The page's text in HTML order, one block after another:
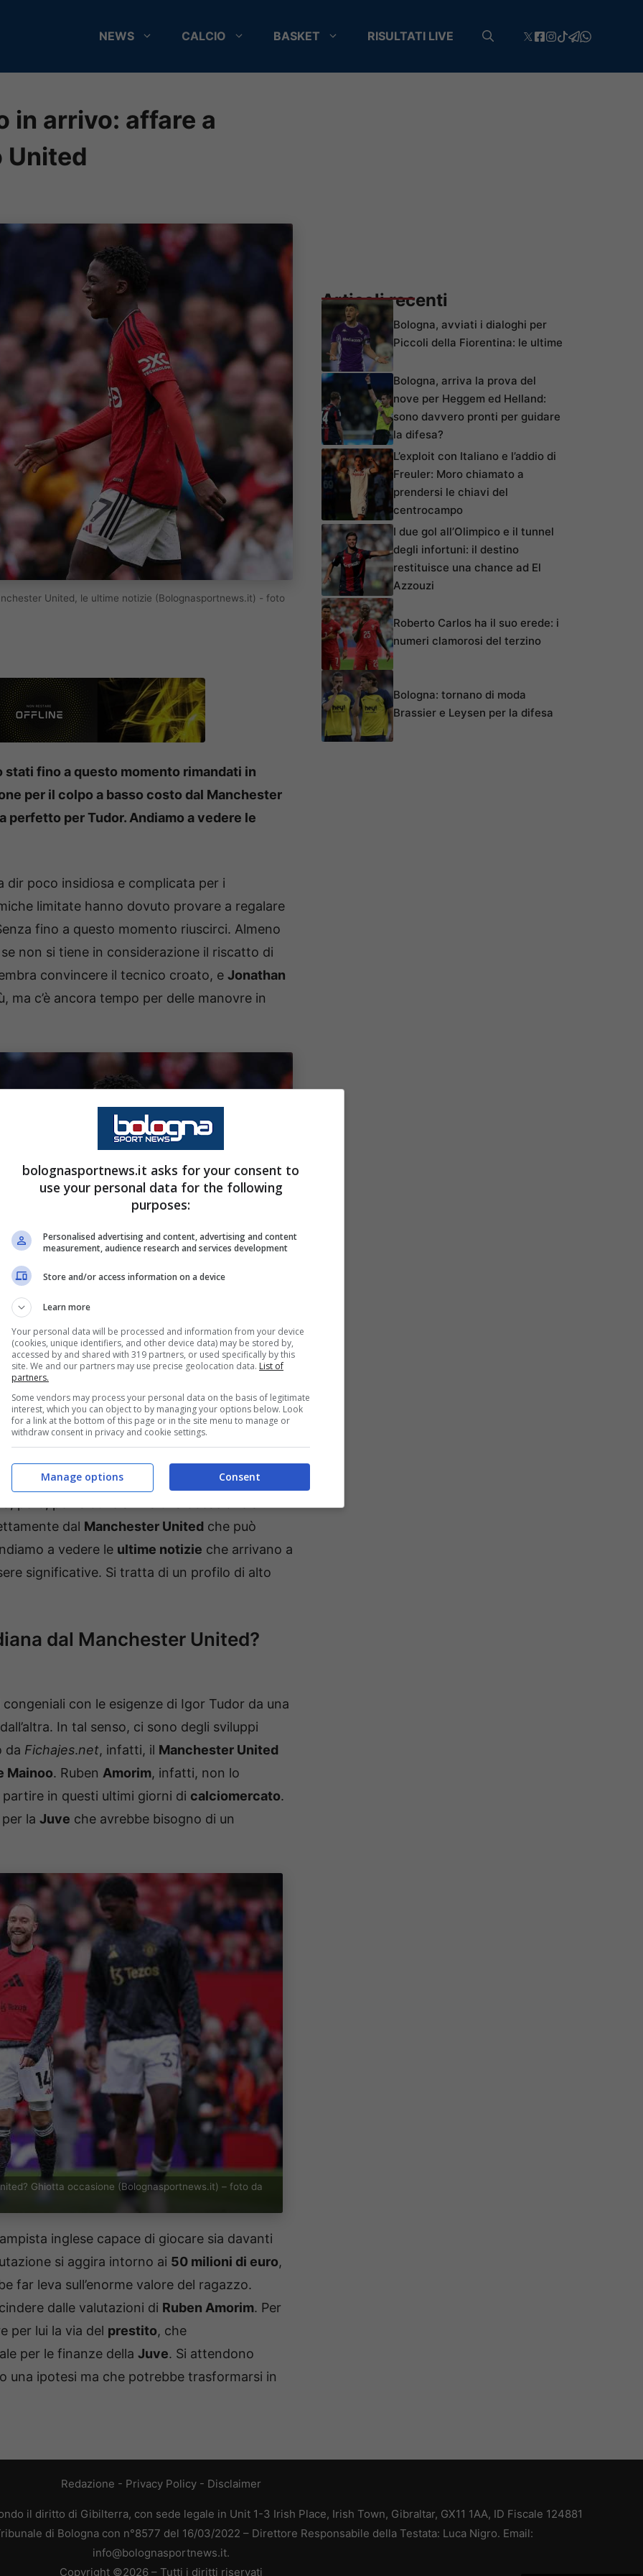
NEWS CALCIO BASKET RISULTATI LIVE
in arrivo: affare a
United
United, le ultime notizie (Bolognasportnews.it) - foto
fino a questo momento rimandati in
per il colpo a basso costo dal Manchester
per Tudor. Andiamo a vedere le
dir poco insidiosa e complicata per i
limitate hanno dovuto provare a regalare
fino a questo momento riuscirci. Almeno
non si tiene in considerazione il riscatto di
convincere il tecnico croato, e Jonathan
ma c’è ancora tempo per delle manovre in
United, le ultime notizie (Bolognasportnews.it) –
cessioni che hanno un po’ bloccato
non può arrivare un calciatore capace di
però, per la Juve arriva una occasione a
dal Manchester United che può
a vedere le ultime notizie che arrivano a
significative. Si tratta di un profilo di alto
dal Manchester United?
con le esigenze di Igor Tudor da una
In tal senso, ci sono degli sviluppi
da Fichajes.net, infatti, il Manchester United
Mainoo. Ruben Amorim, infatti, non lo
in questi ultimi giorni di calciomercato.
la Juve che avrebbe bisogno di un
Ghiotta occasione (Bolognasportnews.it) – foto da
inglese capace di giocare sia davanti
si aggira intorno ai 50 milioni di euro,
far leva sull’enorme valore del ragazzo.
dalle valutazioni di Ruben Amorim. Per
per lui la via del prestito, che
per le finanze della Juve. Si attendono
una ipotesi ma che potrebbe trasformarsi in
Articoli recenti
Bologna, avviati i dialoghi per
Piccoli della Fiorentina: le ultime
Bologna, arriva la prova del
nove per Heggem ed Helland:
sono davvero pronti per guidare
la difesa?
L’exploit con Italiano e l’addio di
Freuler: Moro chiamato a
prendersi le chiavi del
centrocampo
I due gol all’Olimpico e il tunnel
degli infortuni: il destino
restituisce una chance ad El
Azzouzi
Roberto Carlos ha il suo erede: i
numeri clamorosi del terzino
Bologna: tornano di moda
Brassier e Leysen per la difesa
Redazione - Privacy Policy- Disclaimer
il diritto di Gibilterra, con sede legale in Unit 1-3 Irish Place, Irish Town, Gibraltar, GX11 1AA, ID Fiscale 124881
di Bologna con n°8577 del 16/03/2022 – Direttore Responsabile della Testata: Luca Nigro. Email:
info@bolognasportnews.it.
Copyright ©2026 – Tutti i diritti riservati
bolognasportnews.it asks for your consent to
use your personal data for the following
purposes:
Personalised advertising and content, advertising and content
measurement, audience research and services development
Store and/or access information on a device
Learn more
Your personal data will be processed and information from your device
(cookies, unique identifiers, and other device data) may be stored by,
accessed by and shared with 319 partners, or used specifically by this
site. We and our partners may use precise geolocation data. List of
partners.
Some vendors may process your personal data on the basis of legitimate
interest, which you can object to by managing your options below. Look
for a link at the bottom of this page or in the site menu to manage or
withdraw consent in privacy and cookie settings.
Consent
Manage options